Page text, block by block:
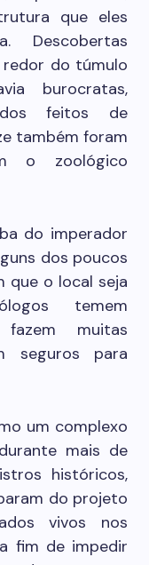
que eles
Descobertas
do túmulo
burocratas,
feitos de
também foram
o zoológico
do imperador
dos poucos
que o local seja
temem
muitas
seguros para
um complexo
mais de
históricos,
do projeto
vivos nos
fim de impedir